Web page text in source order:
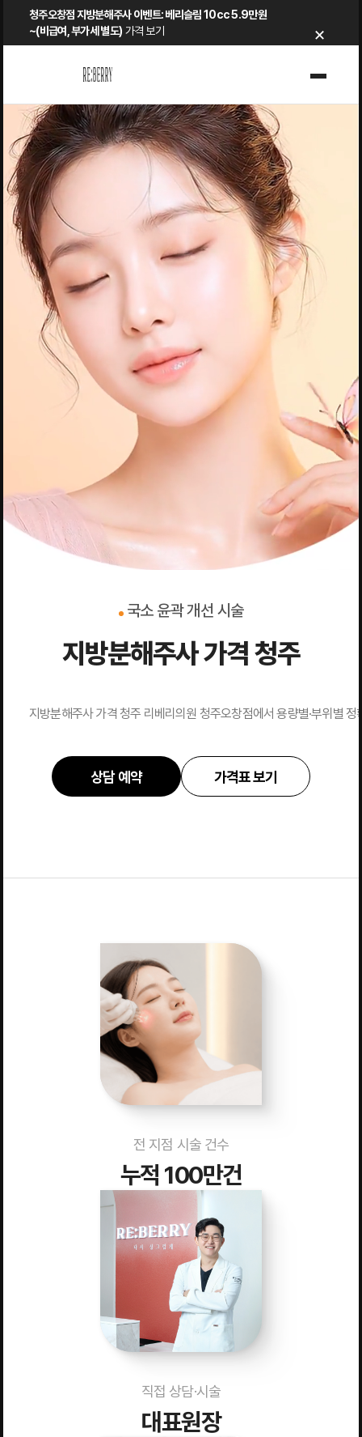
청주오창점 지방분해주사 이벤트: 베리슬림 10cc 5.9만원
~(비급여, 부가세 별도) 가격 보기 ×
국소 윤곽 개선 시술
지방분해주사 가격 청주
지방분해주사 가격 청주 리베리의원 청주오창점에서 용량별·부위별
상담 예약 가격표 보기
전 지점 시술 건수
누적 100만건
직접 상담·시술
대표원장